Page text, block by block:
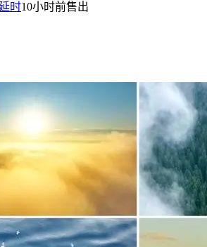
时10小时前售出